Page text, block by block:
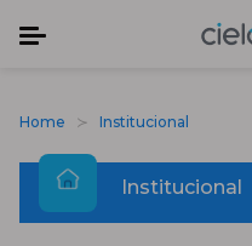
Home Institucional
Institucional